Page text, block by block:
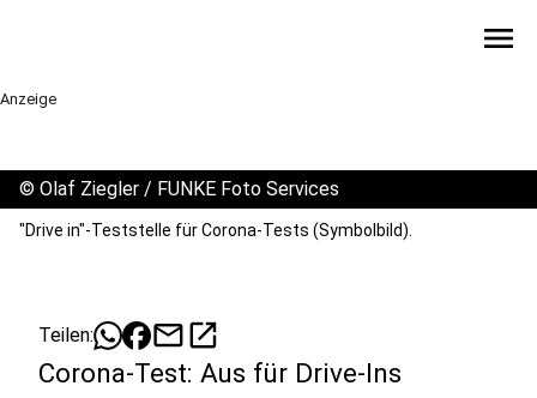
menu
Anzeige
© Olaf Ziegler / FUNKE Foto Services
"Drive in"-Teststelle für Corona-Tests (Symbolbild).
Teilen: mailopen_in_new
Corona-Test: Aus für Drive-Ins